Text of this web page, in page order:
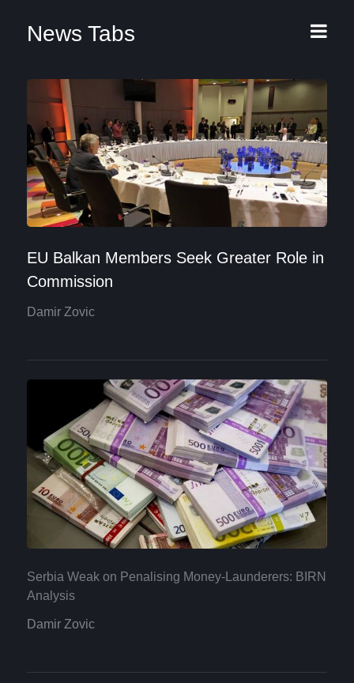
News Tabs
EU Balkan Members Seek Greater Role in
Commission
Damir Zovic
Serbia Weak on Penalising Money-Launderers: BIRN
Analysis
Damir Zovic